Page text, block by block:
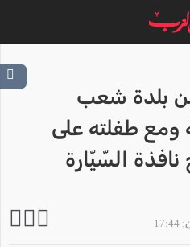
بلدة شعب
ومع طفلته على
السّيّارة